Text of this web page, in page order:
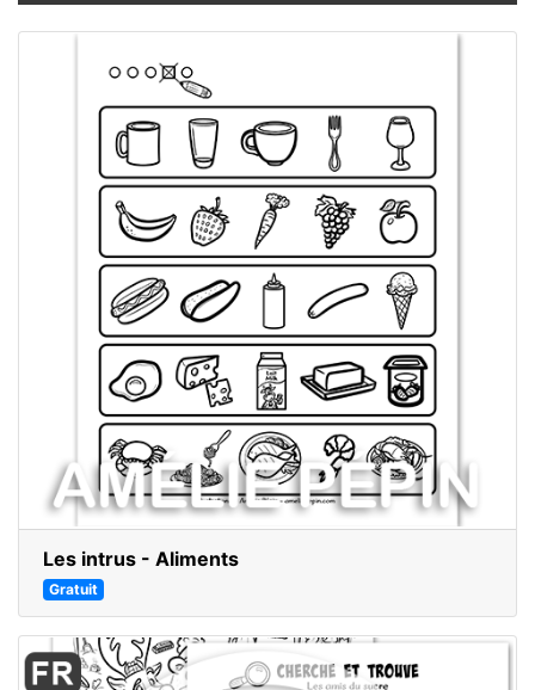
Les intrus - Aliments
Gratuit